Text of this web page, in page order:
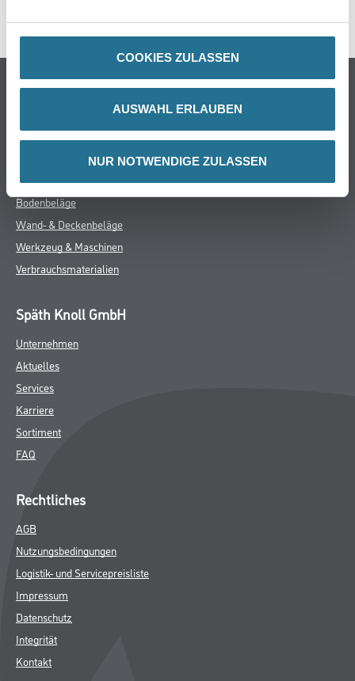
COOKIES ZULASSEN
AUSWAHL ERLAUBEN
NUR NOTWENDIGE ZULASSEN
Online-Shop
WDV-Systeme
Putze- und Spachtelmassen
Bodenbeläge
Wand- & Deckenbeläge
Werkzeug & Maschinen
Verbrauchsmaterialien
Späth Knoll GmbH
Unternehmen
Aktuelles
Services
Karriere
Sortiment
FAQ
Rechtliches
AGB
Nutzungsbedingungen
Logistik- und Servicepreisliste
Impressum
Datenschutz
Integrität
Kontakt